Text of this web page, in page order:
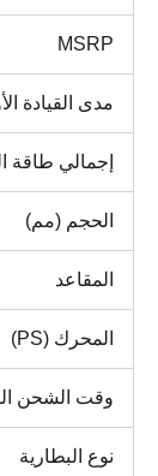
MSRP
مدى القيادة
إجمالي طاقة
الحجم (مم)
المقاعد
المحرك (PS)
وقت الشحن
نوع البطارية